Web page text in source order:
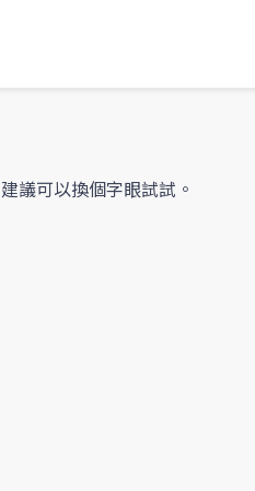
議可以換個字眼試試。